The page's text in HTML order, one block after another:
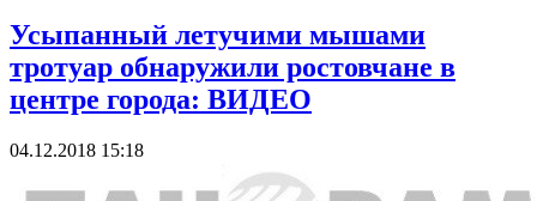
Усыпанный летучими мышами
тротуар обнаружили ростовчане в
центре города: ВИДЕО
04.12.2018 15:18